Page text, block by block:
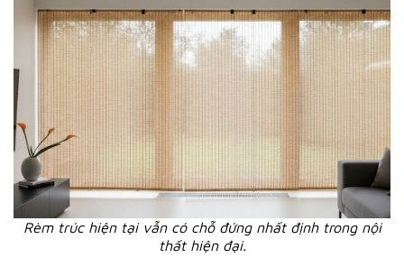
Rèm trúc hiện tại vẫn có chỗ đứng nhất định trong nội
thất hiện đại.